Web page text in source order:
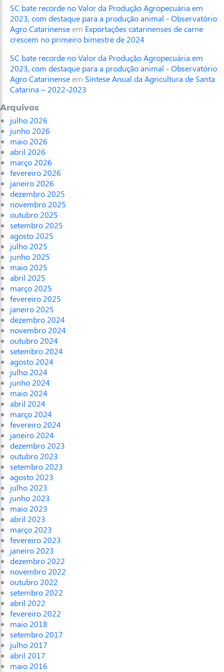
SC bate recorde no Valor da Produção Agropecuária em
2023, com destaque para a produção animal - Observatório
Agro Catarinenseem Exportações catarinenses de carne
crescem no primeiro bimestre de 2024
SC bate recorde no Valor da Produção Agropecuária em
2023, com destaque para a produção animal - Observatório
Agro Catarinenseem Síntese Anual da Agricultura de Santa
Catarina – 2022-2023
Arquivos
julho 2026
junho 2026
maio 2026
abril 2026
março 2026
fevereiro 2026
janeiro 2026
dezembro 2025
novembro 2025
outubro 2025
setembro 2025
agosto 2025
julho 2025
junho 2025
maio 2025
abril 2025
março 2025
fevereiro 2025
janeiro 2025
dezembro 2024
novembro 2024
outubro 2024
setembro 2024
agosto 2024
julho 2024
junho 2024
maio 2024
abril 2024
março 2024
fevereiro 2024
janeiro 2024
dezembro 2023
outubro 2023
setembro 2023
agosto 2023
julho 2023
junho 2023
maio 2023
abril 2023
março 2023
fevereiro 2023
janeiro 2023
dezembro 2022
novembro 2022
outubro 2022
setembro 2022
abril 2022
fevereiro 2022
maio 2018
setembro 2017
julho 2017
abril 2017
maio 2016